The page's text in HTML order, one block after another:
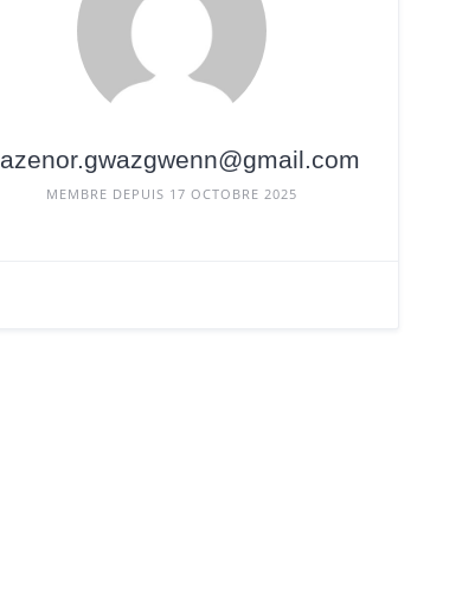
azenor.gwazgwenn@gmail.com
MEMBRE DEPUIS 17 OCTOBRE 2025